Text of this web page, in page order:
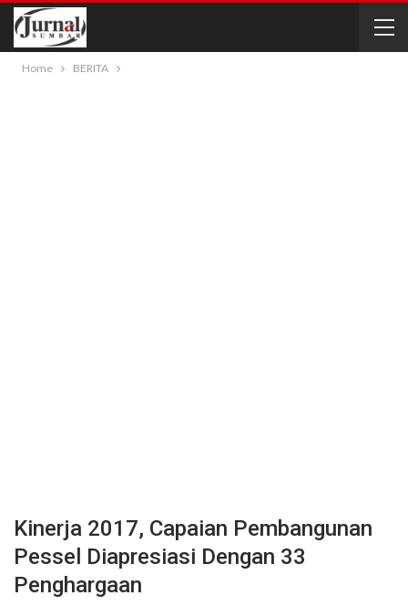
Home BERITA
Kinerja 2017, Capaian Pembangunan
Pessel Diapresiasi Dengan 33
Penghargaan